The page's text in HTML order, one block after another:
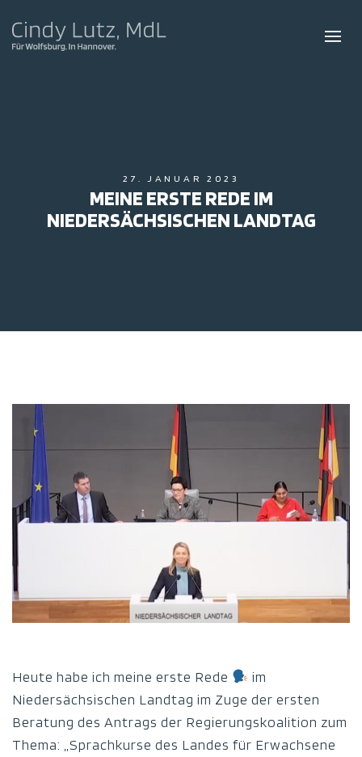
27. JANUAR 2023
MEINE ERSTE REDE IM
NIEDERSÄCHSISCHEN LANDTAG
Heute habe ich meine erste Rede
im
Niedersächsischen Landtag im Zuge der ersten
Beratung des Antrags der Regierungskoalition zum
Thema: „Sprachkurse des Landes für Erwachsene